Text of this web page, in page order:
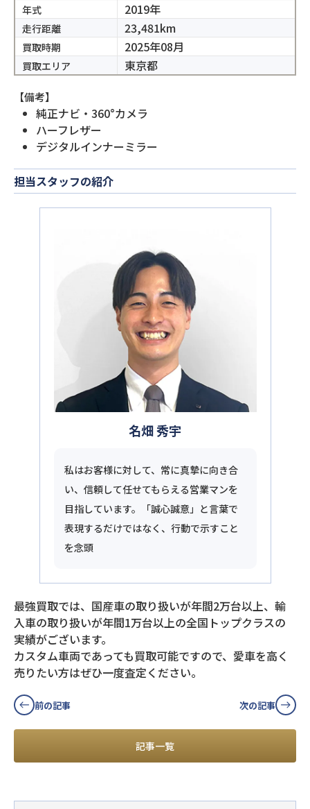
年式 2019年
走行距離 23,481km
買取時期 2025年08月
買取エリア 東京都
【備考】
純正ナビ・360°カメラ
ハーフレザー
デジタルインナーミラー
担当スタッフの紹介
名畑 秀宇
私はお客様に対して、常に真摯に向き合
い、信頼して任せてもらえる営業マンを
目指しています。「誠心誠意」と言葉で
表現するだけではなく、行動で示すこと
を念頭
最強買取では、国産車の取り扱いが年間2万台以上、輸
入車の取り扱いが年間1万台以上の全国トップクラスの
実績がございます。
カスタム車両であっても買取可能ですので、愛車を高く
売りたい方はぜひ一度査定ください。
前の記事
記事一覧
次の記事